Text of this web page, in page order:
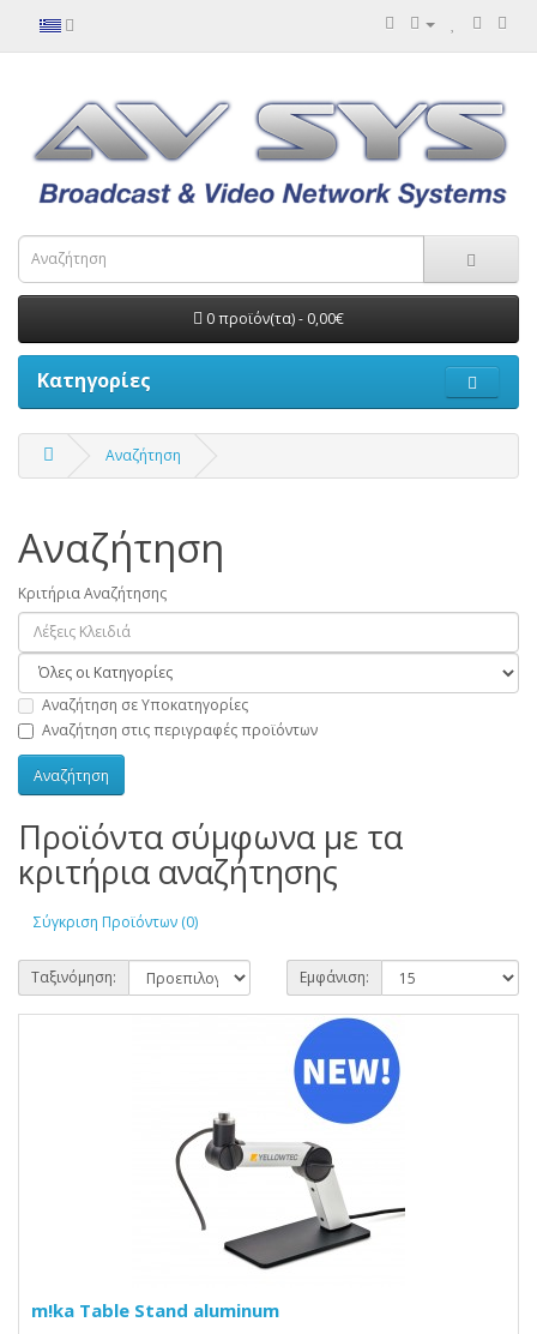
0 προϊόν(τα) - 0,00€
Κατηγορίες
Αναζήτηση
Αναζήτηση
Κριτήρια Αναζήτησης
Αναζήτηση σε Υποκατηγορίες
Αναζήτηση στις περιγραφές προϊόντων
Προϊόντα σύμφωνα με τα
κριτήρια αναζήτησης
Σύγκριση Προϊόντων (0)
Ταξινόμηση: Εμφάνιση:
m!ka Table Stand aluminum